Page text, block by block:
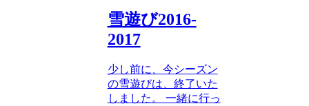
雪遊び2016-
2017
少し前に、今シーズン
の雪遊びは、終了いた
しました。 一緒に行っ